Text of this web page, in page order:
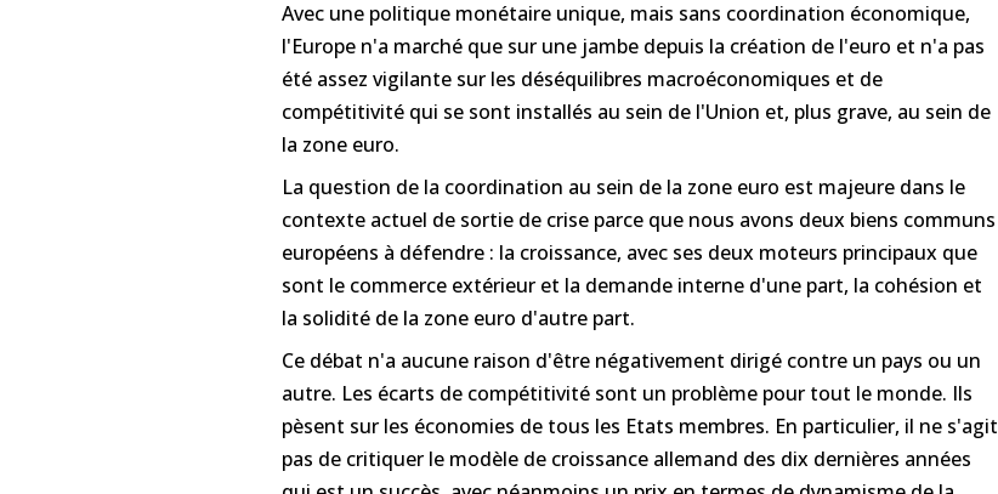
Avec une politique monétaire unique, mais sans coordination économique,
l'Europe n'a marché que sur une jambe depuis la création de l'euro et n'a pas
été assez vigilante sur les déséquilibres macroéconomiques et de
compétitivité qui se sont installés au sein de l'Union et, plus grave, au sein de
la zone euro.
La question de la coordination au sein de la zone euro est majeure dans le
contexte actuel de sortie de crise parce que nous avons deux biens communs
européens à défendre : la croissance, avec ses deux moteurs principaux que
sont le commerce extérieur et la demande interne d'une part, la cohésion et
la solidité de la zone euro d'autre part.
Ce débat n'a aucune raison d'être négativement dirigé contre un pays ou un
autre. Les écarts de compétitivité sont un problème pour tout le monde. Ils
pèsent sur les économies de tous les Etats membres. En particulier, il ne s'agit
pas de critiquer le modèle de croissance allemand des dix dernières années